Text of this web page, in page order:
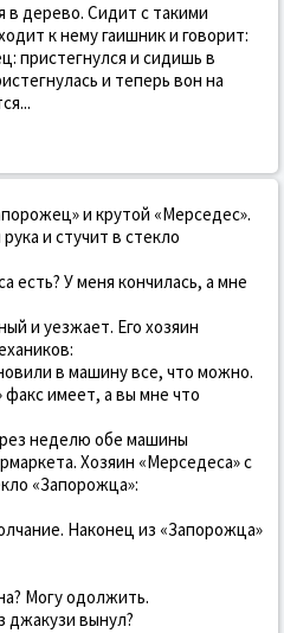
в дерево. Сидит с такими
к нему гаишник и говорит:
пристегнулся и сидишь в
и теперь вон на
и крутой «Мерседес».
и стучит в стекло
есть? У меня кончилась, а мне
и уезжает. Его хозяин
в машину все, что можно.
имеет, а вы мне что
неделю обе машины
Хозяин «Мерседеса» с
«Запорожца»:
Наконец из «Запорожца»
Могу одолжить.
джакузи вынул?